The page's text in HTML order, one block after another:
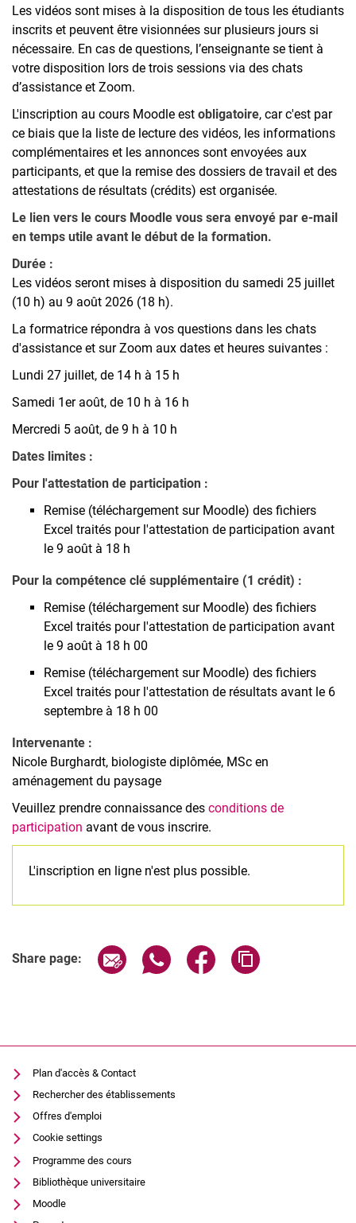
Les vidéos sont mises à la disposition de tous les étudiants
inscrits et peuvent être visionnées sur plusieurs jours si
nécessaire. En cas de questions, l’enseignante se tient à
votre disposition lors de trois sessions via des chats
d’assistance et Zoom.
L'inscription au cours Moodle est obligatoire, car c'est par
ce biais que la liste de lecture des vidéos, les informations
complémentaires et les annonces sont envoyées aux
participants, et que la remise des dossiers de travail et des
attestations de résultats (crédits) est organisée.
Le lien vers le cours Moodle vous sera envoyé par e-mail
en temps utile avant le début de la formation.
Durée :
Les vidéos seront mises à disposition du samedi 25 juillet
(10 h) au 9 août 2026 (18 h).
La formatrice répondra à vos questions dans les chats
d'assistance et sur Zoom aux dates et heures suivantes :
Lundi 27 juillet, de 14 h à 15 h
Samedi 1er août, de 10 h à 16 h
Mercredi 5 août, de 9 h à 10 h
Dates limites :
Pour l'attestation de participation :
Remise (téléchargement sur Moodle) des fichiers
Excel traités pour l'attestation de participation avant
le 9 août à 18 h
Pour la compétence clé supplémentaire (1 crédit) :
Remise (téléchargement sur Moodle) des fichiers
Excel traités pour l'attestation de participation avant
le 9 août à 18 h 00
Remise (téléchargement sur Moodle) des fichiers
Excel traités pour l'attestation de résultats avant le 6
septembre à 18 h 00
Intervenante :
Nicole Burghardt, biologiste diplômée, MSc en
aménagement du paysage
Veuillez prendre connaissance des conditions de
participation avant de vous inscrire.
L'inscription en ligne n'est plus possible.
Share page: Share page via email
Share page via WhatsApp
Share page via
Plan d'accès & Contact
Rechercher des établissements
Offres d'emploi
Cookie settings
Programme des cours
Bibliothèque universitaire
Moodle